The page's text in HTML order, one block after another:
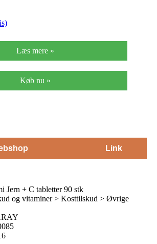
Læs mere »
Køb nu »
Link
Jern + C tabletter 90 stk
og vitaminer > Kosttilskud > Øvrige